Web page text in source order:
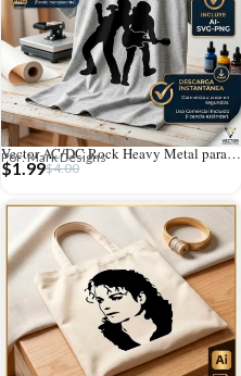
Vector AC/DC Rock Heavy Metal para Estampado y Corte
Por: Mark Designs
$4.00
$1.99